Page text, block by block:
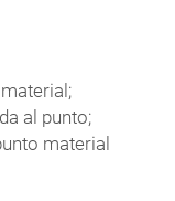
al punto;
material